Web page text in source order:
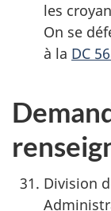
les
On se
à la DC
Division